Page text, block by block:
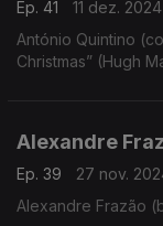
Ep. 41
11 dez. 2024
António Quintino (contrabaixo) -
Christmas” (Hugh
Alexandre
Ep. 39
27 nov.
Alexandre Frazão